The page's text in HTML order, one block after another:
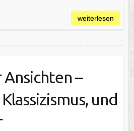
weiterlesen
–
und